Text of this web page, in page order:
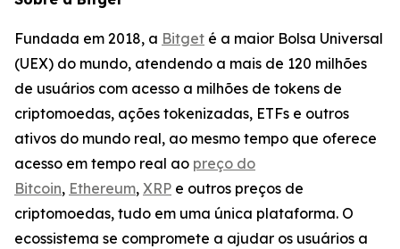
Fundada em 2018, a Bitget é a maior Bolsa Universal
(UEX) do mundo, atendendo a mais de 120 milhões
de usuários com acesso a milhões de tokens de
criptomoedas, ações tokenizadas, ETFs e outros
ativos do mundo real, ao mesmo tempo que oferece
acesso em tempo real ao preço do
Bitcoin, Ethereum, XRP e outros preços de
criptomoedas, tudo em uma única plataforma. O
ecossistema se compromete a ajudar os usuários a